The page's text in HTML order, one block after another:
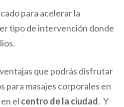
para acelerar la
tipo de intervención donde
que podrás disfrutar
para masajes corporales en
el centro de la ciudad. Y